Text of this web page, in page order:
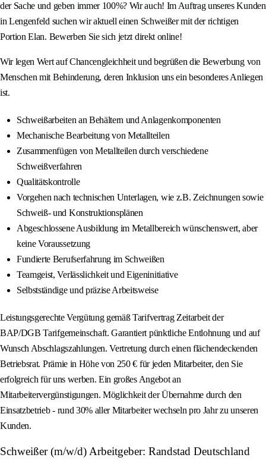
der Sache und geben immer 100%? Wir auch! Im Auftrag unseres Kunden
in Lengenfeld suchen wir aktuell einen Schweißer mit der richtigen
Portion Elan. Bewerben Sie sich jetzt direkt online!
Wir legen Wert auf Chancengleichheit und begrüßen die Bewerbung von
Menschen mit Behinderung, deren Inklusion uns ein besonderes Anliegen
ist.
Schweißarbeiten an Behältern und Anlagenkomponenten
Mechanische Bearbeitung von Metallteilen
Zusammenfügen von Metallteilen durch verschiedene
Schweißverfahren
Qualitätskontrolle
Vorgehen nach technischen Unterlagen, wie z.B. Zeichnungen sowie
Schweiß- und Konstruktionsplänen
Abgeschlossene Ausbildung im Metallbereich wünschenswert, aber
keine Voraussetzung
Fundierte Berufserfahrung im Schweißen
Teamgeist, Verlässlichkeit und Eigeninitiative
Selbstständige und präzise Arbeitsweise
Leistungsgerechte Vergütung gemäß Tarifvertrag Zeitarbeit der
BAP/DGB Tarifgemeinschaft. Garantiert pünktliche Entlohnung und auf
Wunsch Abschlagszahlungen. Vertretung durch einen flächendeckenden
Betriebsrat. Prämie in Höhe von 250 € für jeden Mitarbeiter, den Sie
erfolgreich für uns werben. Ein großes Angebot an
Mitarbeitervergünstigungen. Möglichkeit der Übernahme durch den
Einsatzbetrieb - rund 30% aller Mitarbeiter wechseln pro Jahr zu unseren
Kunden.
Schweißer (m/w/d) Arbeitgeber: Randstad Deutschland